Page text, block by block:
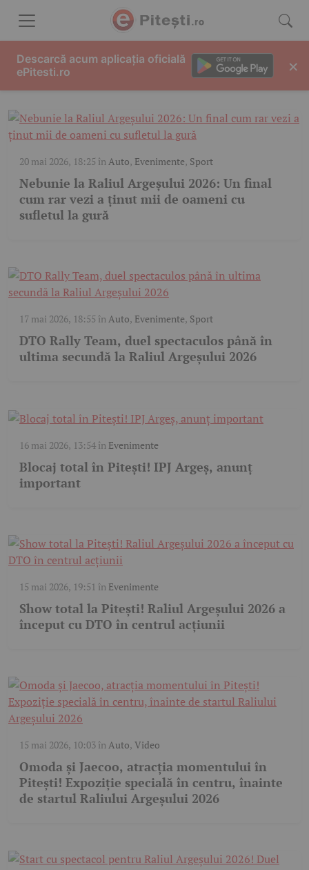
RALIUL ARGEŞULUI
20 mai 2026, 18:25 înAuto, Evenimente, Sport
Nebunie la Raliul Argeșului 2026: Un final
cum rar vezi a ținut mii de oameni cu
sufletul la gură
17 mai 2026, 18:55 înAuto, Evenimente, Sport
DTO Rally Team, duel spectaculos până în
ultima secundă la Raliul Argeșului 2026
16 mai 2026, 13:54 în Evenimente
Blocaj total în Pitești! IPJ Argeș, anunț
important
15 mai 2026, 19:51 în Evenimente
Show total la Pitești! Raliul Argeșului 2026 a
început cu DTO în centrul acțiunii
15 mai 2026, 10:03 înAuto, Video
Omoda și Jaecoo, atracția momentului în
Pitești! Expoziție specială în centru, înainte
de startul Raliului Argeșului 2026
Descarcă acum aplicația oficială
ePitesti.ro
×